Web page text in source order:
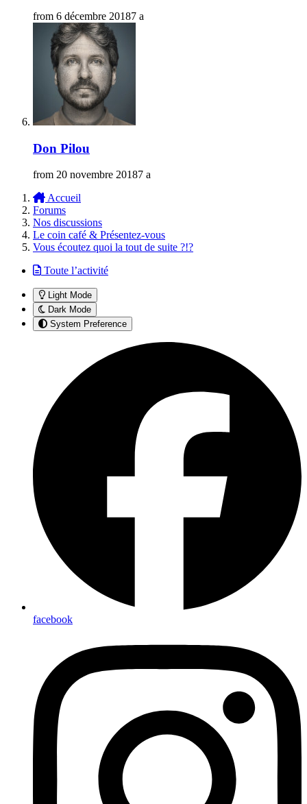
from 6 décembre 20187 a
Don Pilou
from 20 novembre 20187 a
Accueil
Forums
Nos discussions
Le coin café & Présentez-vous
Vous écoutez quoi la tout de suite ?!?
Toute l’activité
Light Mode
Dark Mode
System Preference
facebook